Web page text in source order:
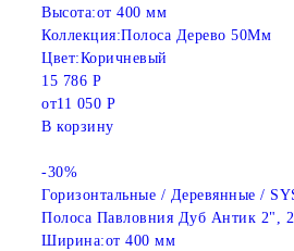
Высота:от 400 мм
Коллекция:Полоса Дерево 50Мм
Цвет:Коричневый
15 786 Р
от11 050 Р
В корзину
-30%
Горизонтальные / Деревянные /
Полоса Павловния Дуб Антик 2",
Ширина:от 400 мм